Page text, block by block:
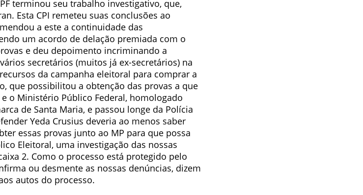
terminou seu trabalho investigativo, que,
Esta CPI remeteu suas conclusões ao
a este a continuidade das
um acordo de delação premiada com o
e deu depoimento incriminando a
secretários (muitos já ex-secretários) na
da campanha eleitoral para comprar a
que possibilitou a obtenção das provas a que
o Ministério Público Federal, homologado
de Santa Maria, e passou longe da Polícia
Yeda Crusius deveria ao menos saber
essas provas junto ao MP para que possa
Eleitoral, uma investigação das nossas
2. Como o processo está protegido pelo
ou desmente as nossas denúncias, dizem
autos do processo.